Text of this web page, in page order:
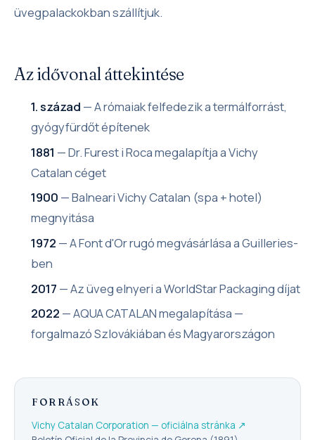
üvegpalackokban szállítjuk.
Az idővonal áttekintése
1. század — A rómaiak felfedezik a termálforrást,
gyógyfürdőt építenek
1881 — Dr. Furest i Roca megalapítja a Vichy
Catalan céget
1900 — Balneari Vichy Catalan (spa + hotel)
megnyitása
1972 — A Font d'Or rugó megvásárlása a Guilleries-
ben
2017 — Az üveg elnyeri a WorldStar Packaging díjat
2022 — AQUA CATALAN megalapítása —
forgalmazó Szlovákiában és Magyarországon
FORRÁSOK
Vichy Catalan Corporation — oficiálna stránka ↗